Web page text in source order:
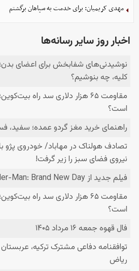
مهدی کریمیان: برای خدمت به سپاهان برگشتم